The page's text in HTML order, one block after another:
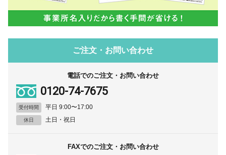
ご注文・お問い合わせ
電話でのご注文・お問い合わせ
0120-74-7675
受付時間 平日 9:00〜17:00
休日 土日・祝日
FAXでのご注文・お問い合わせ